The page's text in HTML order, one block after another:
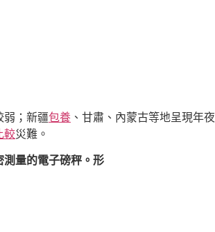
弱；新疆包養 、甘肅、內蒙古等地呈現年
較災難。
量的電子磅秤。形